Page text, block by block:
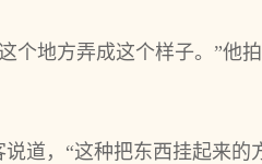
个地方弄成这个样子。”他
道，“这种把东西挂起来的